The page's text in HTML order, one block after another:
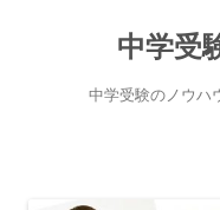
中学
中学受験のノウハ